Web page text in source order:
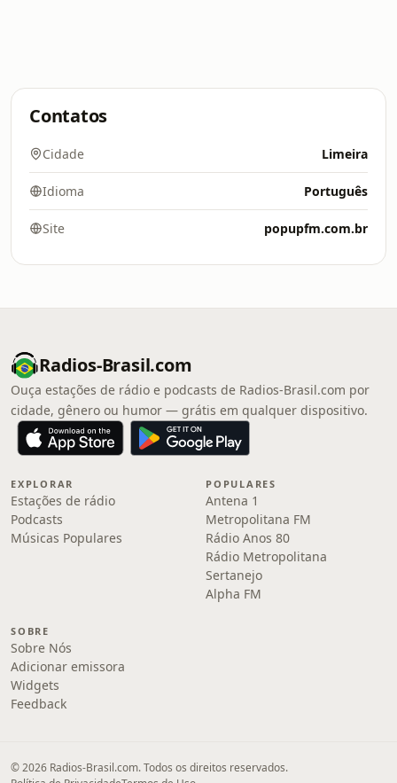
Contatos
Cidade Limeira
Idioma Português
Site popupfm.com.br
Radios-Brasil.com
Ouça estações de rádio e podcasts de Radios-Brasil.com por
cidade, gênero ou humor — grátis em qualquer dispositivo.
EXPLORAR
Estações de rádio
Podcasts
Músicas Populares
POPULARES
Antena 1
Metropolitana FM
Rádio Anos 80
Rádio Metropolitana
Sertanejo
Alpha FM
SOBRE
Sobre Nós
Adicionar emissora
Widgets
Feedback
© 2026 Radios-Brasil.com. Todos os direitos reservados.